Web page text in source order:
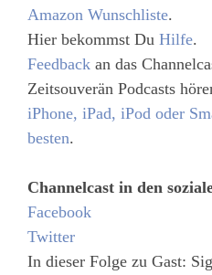
Amazon Wunschliste.
Hier bekommst Du Hilfe.
Feedback an das
Zeitsouverän Podcasts
iPhone, iPad, iPod oder
besten.
Channelcast in den
Facebook
Twitter
In dieser Folge zu Gast: